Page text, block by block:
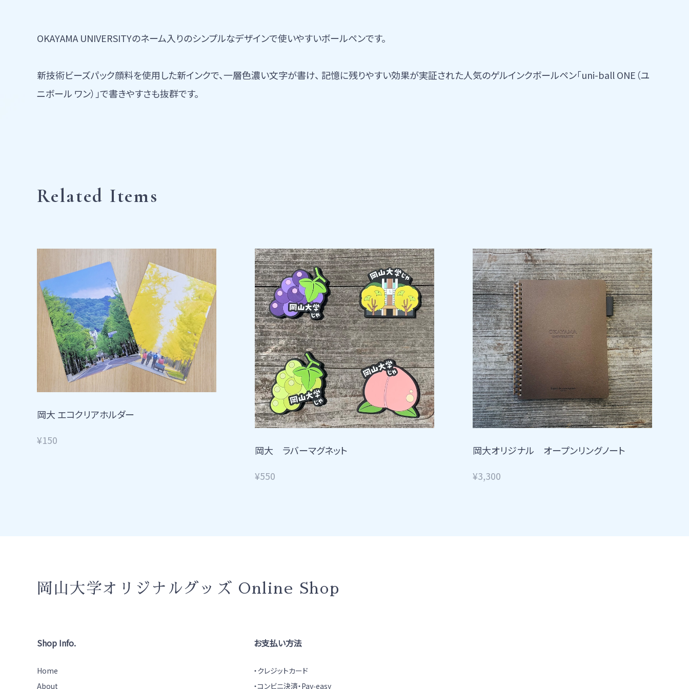
OKAYAMA UNIVERSITYのネーム入りのシンプルなデザインで使いやすいボールペンです。
新技術ビーズパック顔料を使用した新インクで、一層色濃い文字が書け、 記憶に残りやすい効果が実証された人気のゲルインクボールペン「uni-ball ONE（ユ
ニボール ワン）」で書きやすさも抜群です。
Related Items
岡大 エコクリアホルダー
¥150
岡大 ラバーマグネット
¥550
岡大オリジナル オープンリングノート
¥3,300
岡山大学オリジナルグッズ Online Shop
Shop Info.
Home
About
お支払い方法
クレジットカード
コンビニ決済・Pay‑easy